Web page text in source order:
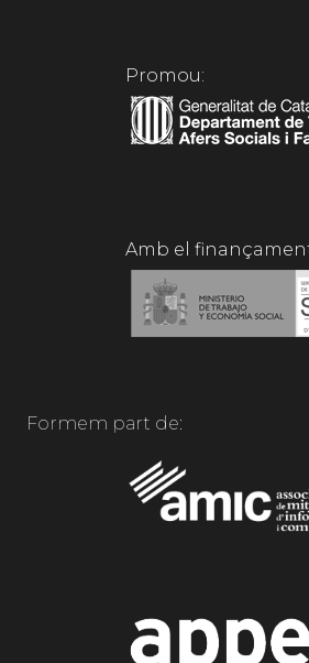
Promou:
Amb el
Formem part de: